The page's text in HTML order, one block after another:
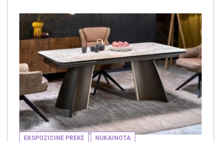
EKSPOZICINĖ PREKĖ NUKAINOTA